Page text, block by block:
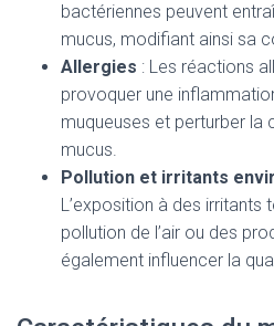
bactériennes peuvent
mucus, modifiant ainsi sa
Allergies : Les réactions
provoquer une
muqueuses et perturber la
mucus.
Pollution et irritants
L’exposition à des irritants
pollution de l’air ou des
également influencer la